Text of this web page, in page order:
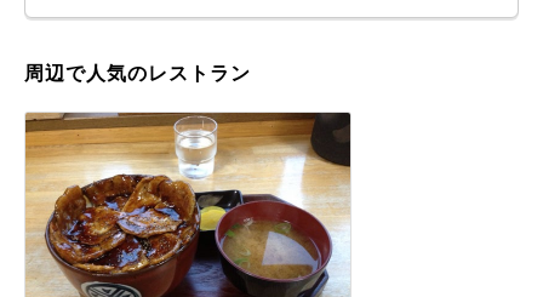
周辺で人気のレストラン